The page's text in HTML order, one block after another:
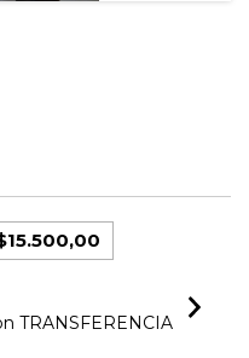
TRANSFERENCIA